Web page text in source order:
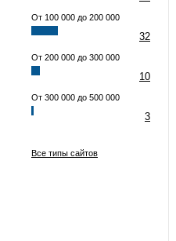
От 100 000 до 200 000
32
От 200 000 до 300 000
10
От 300 000 до 500 000
3
Все типы сайтов